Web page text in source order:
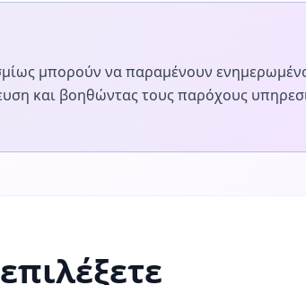
μπορούν να παραμένουν
και βοηθώντας τους παρόχους